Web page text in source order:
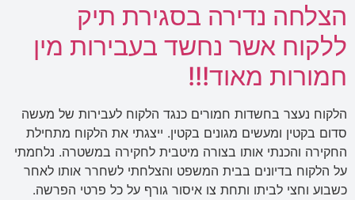
הצלחה נדירה בסגירת תיק
ללקוח אשר נחשד בעבירות מין
חמורות מאוד!!!
הלקוח נעצר בחשדות חמורים כנגד הלקוח לעבירות של מעשה
סדום בקטין ומעשים מגונים בקטין. ייצגתי את הלקוח מתחילת
החקירה והכנתי אותו בצורה מיטבית לחקירה במשטרה. נלחמתי
על הלקוח בדיונים בבית המשפט והצלחתי לשחרר אותו לאחר
כשבוע וחצי לביתו ותחת צו איסור גורף על כל פרטי הפרשה.